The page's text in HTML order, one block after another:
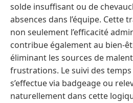
solde insuffisant ou de
absences dans l’équipe. Cette
non seulement l’efficacité
contribue également au bien-
éliminant les sources de
frustrations. Le suivi des temps
s’effectue via badgeage ou
naturellement dans cette